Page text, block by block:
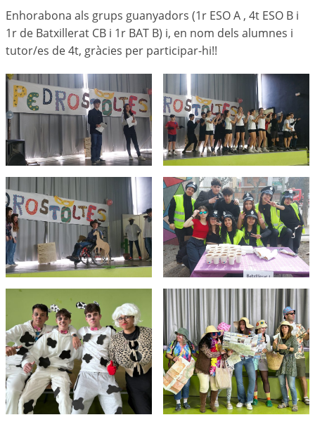
Enhorabona als grups guanyadors (1r ESO A , 4t ESO B i
1r de Batxillerat CB i 1r BAT B) i, en nom dels alumnes i
tutor/es de 4t, gràcies per participar-hi!!